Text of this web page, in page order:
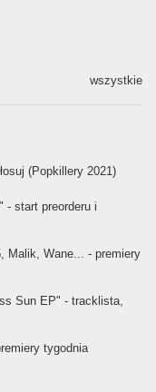
wszystkie
(Popkillery 2021)
- start preorderu i
Malik, Wane... - premiery
Sun EP" - tracklista,
tygodnia